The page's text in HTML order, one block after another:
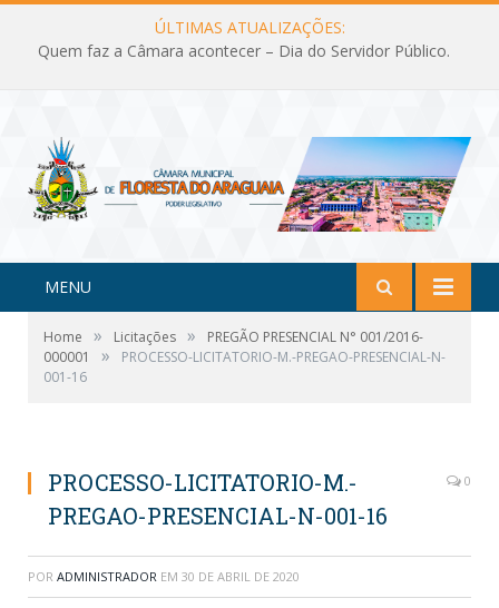
ÚLTIMAS ATUALIZAÇÕES:
Quem faz a Câmara acontecer – Dia do Servidor Público.
MENU
Home » Licitações »
PREGÃO PRESENCIAL N° 001/2016-
000001
»
PROCESSO-LICITATORIO-M.-PREGAO-PRESENCIAL-N-
001-16
PROCESSO-LICITATORIO-M.-
PREGAO-PRESENCIAL-N-001-16
0
POR ADMINISTRADOR EM 30 DE ABRIL DE 2020